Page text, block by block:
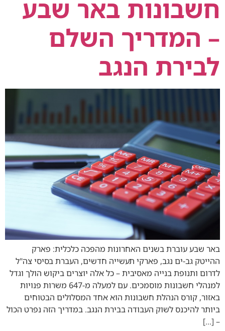
חשבונות באר שבע
– המדריך השלם
לבירת הנגב
באר שבע עוברת בשנים האחרונות מהפכה כלכלית: פארק
ההייטק גב-ים נגב, פארקי תעשייה חדשים, העברת בסיסי צה"ל
לדרום ותנופת בנייה מאסיבית – כל אלה יוצרים ביקוש הולך וגדל
למנהלי חשבונות מוסמכים. עם למעלה מ‑647 משרות פנויות
באזור, קורס הנהלת חשבונות הוא אחד המסלולים הבטוחים
ביותר להיכנס לשוק העבודה בבירת הנגב. במדריך הזה נפרט הכול
– […]